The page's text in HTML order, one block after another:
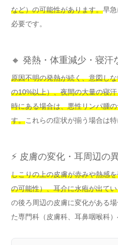
など）の可能性があります。早
必要です。
🔸 発熱・体重減少・寝汗
原因不明の発熱が続く、意図し
の10%以上）、夜間の大量の寝
時にある場合は、悪性リンパ腫
す。これらの症状が揃う場合は
⚡ 皮膚の変化・耳周辺の
しこりの上の皮膚が赤みや熱感
の可能性）、耳介に水疱が出て
の後ろ周辺の皮膚に変化がある
た専門科（皮膚科、耳鼻咽喉科）